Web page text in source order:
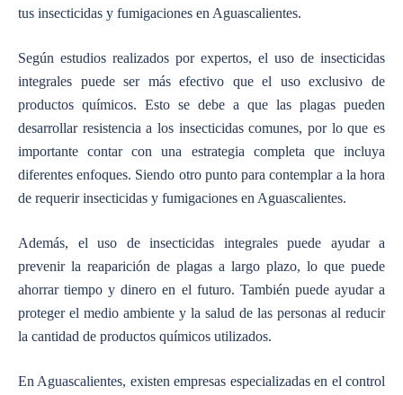
tus insecticidas y fumigaciones en Aguascalientes.
Según estudios realizados por expertos, el uso de insecticidas
integrales puede ser más efectivo que el uso exclusivo de
productos químicos. Esto se debe a que las plagas pueden
desarrollar resistencia a los insecticidas comunes, por lo que es
importante contar con una estrategia completa que incluya
diferentes enfoques. Siendo otro punto para contemplar a la hora
de requeririnsecticidas y fumigaciones en Aguascalientes.
Además, el uso de insecticidas integrales puede ayudar a
prevenir la reaparición de plagas a largo plazo, lo que puede
ahorrar tiempo y dinero en el futuro. También puede ayudar a
proteger el medio ambiente y la salud de las personas al reducir
la cantidad de productos químicos utilizados.
En Aguascalientes, existen empresas especializadas en el control